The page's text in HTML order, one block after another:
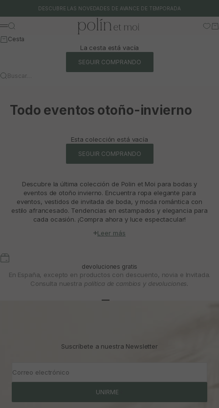
DESCUBRE LAS NOVEDADES DE AVANCE DE TEMPORADA
Polín et moi
Menú
Buscar
Cesta
La cesta está vacía
SEGUIR COMPRANDO
Buscar…
Todo eventos otoño-invierno
Esta colección está vacía
SEGUIR COMPRANDO
Descubre la última colección de Polin et Moi para bodas y
eventos de otoño invierno. Encuentra ropa elegante para
eventos, vestidos de invitada de boda, y moda romántica con
estilo afrancesado. Tendencias en estampados y elegancia para
cada ocasión. ¡Compra ahora y luce espectacular!
Leer más
devoluciones gratis
En España, excepto en productos con descuento, novia e Invitada.
Consulta nuestra política de cambios y devoluciones.
Suscríbete a nuestra Newsletter
Correo electrónico
UNIRME